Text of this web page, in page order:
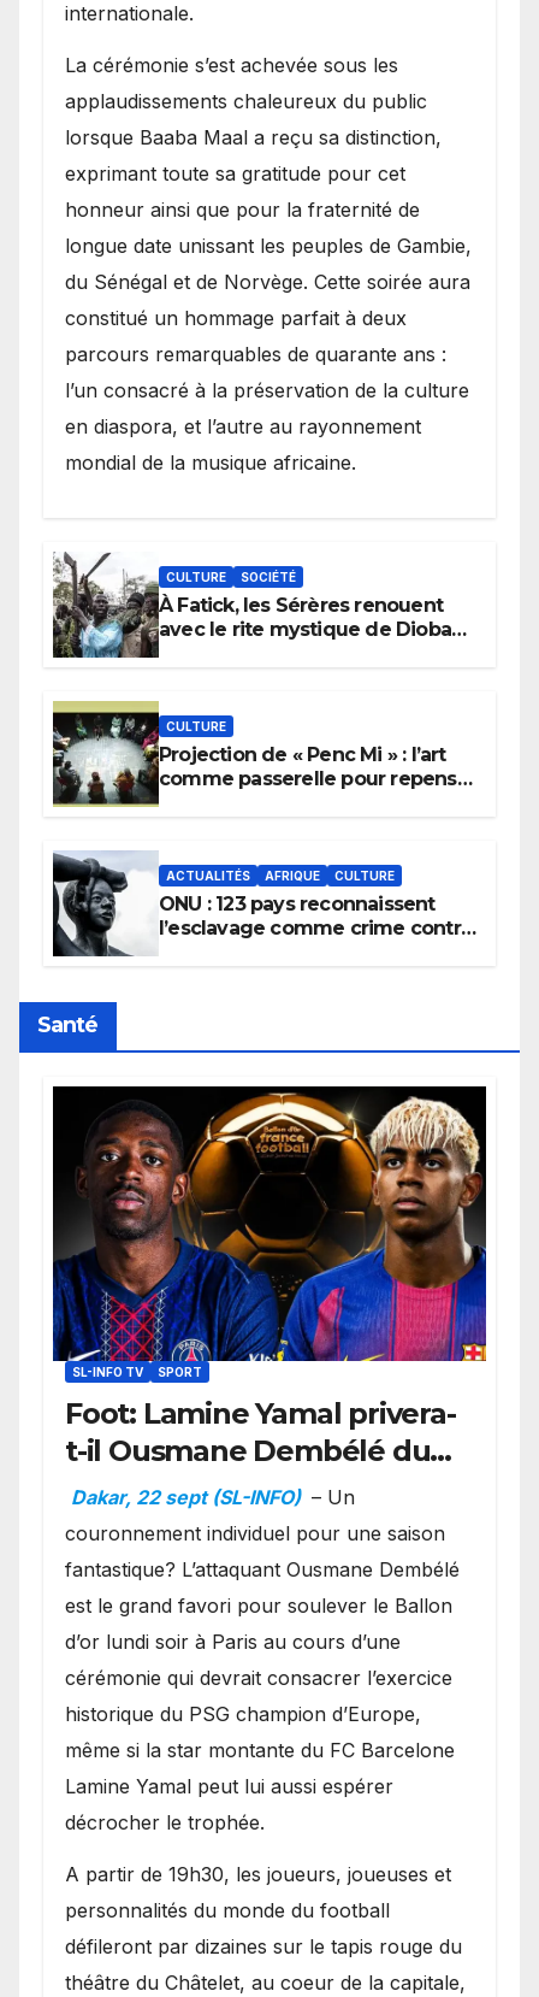
internationale.
​La cérémonie s’est achevée sous les
applaudissements chaleureux du public
lorsque Baaba Maal a reçu sa distinction,
exprimant toute sa gratitude pour cet
honneur ainsi que pour la fraternité de
longue date unissant les peuples de Gambie,
du Sénégal et de Norvège. Cette soirée aura
constitué un hommage parfait à deux
parcours remarquables de quarante ans :
l’un consacré à la préservation de la culture
en diaspora, et l’autre au rayonnement
mondial de la musique africaine.
CULTURE SOCIÉTÉ
À Fatick, les Sérères renouent
avec le rite mystique de Diobaye
CULTURE
Projection de « Penc Mi » : l’art
comme passerelle pour repenser
ACTUALITÉS AFRIQUE CULTURE
ONU : 123 pays reconnaissent
l’esclavage comme crime contre
Santé
SL-INFO TV SPORT
Foot: Lamine Yamal privera-
t-il Ousmane Dembélé du
Ballon d’or ?
Dakar, 22 sept (SL-INFO) – Un
couronnement individuel pour une saison
fantastique? L’attaquant Ousmane Dembélé
est le grand favori pour soulever le Ballon
d’or lundi soir à Paris au cours d’une
cérémonie qui devrait consacrer l’exercice
historique du PSG champion d’Europe,
même si la star montante du FC Barcelone
Lamine Yamal peut lui aussi espérer
décrocher le trophée.
A partir de 19h30, les joueurs, joueuses et
personnalités du monde du football
défileront par dizaines sur le tapis rouge du
théâtre du Châtelet, au coeur de la capitale,